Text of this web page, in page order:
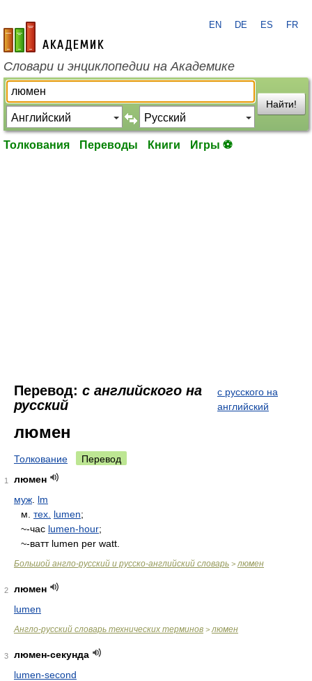
academic.ru
EN DE ES FR
Словари и энциклопедии на Академике
Найти!
Толкования Переводы Книги Игры ⚽
Перевод: с английского на
русский
с русского на
английский
люмен
Толкование Перевод
1
люмен
муж lm
м. тех. lumen;
~-час lumen-hour;
~-ватт lumen per watt.
Большой англо-русский и русско-английский словарь > люмен
2
люмен
lumen
Англо-русский словарь технических терминов > люмен
3
люмен-секунда
lumen-second